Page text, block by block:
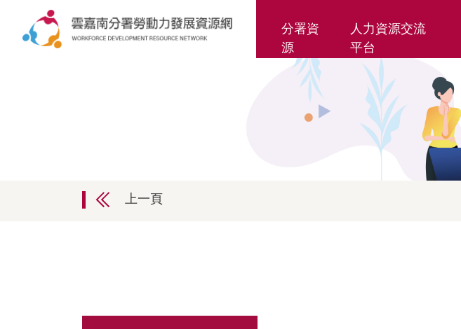
分署資
源
人力資源交流
平台
上一頁